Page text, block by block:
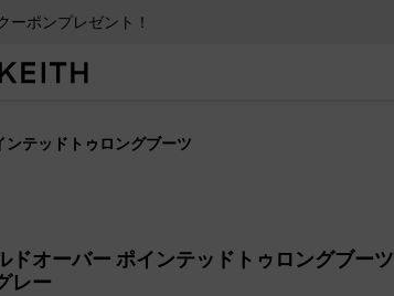
ーポンプレゼント！
ンテッドトゥロングブーツ
ドオーバー ポインテッドトゥロングブーツ
レー